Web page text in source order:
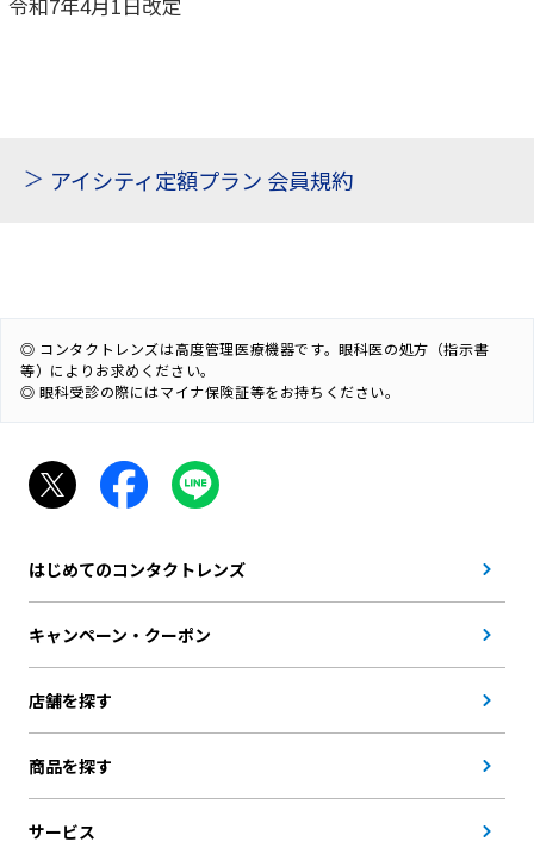
◎ コンタクトレンズは高度管理医療機器です。眼科医の処方（指示書
等）によりお求めください。
◎ 眼科受診の際にはマイナ保険証等をお持ちください。
はじめてのコンタクトレンズ
キャンペーン・クーポン
店舗を探す
商品を探す
サービス